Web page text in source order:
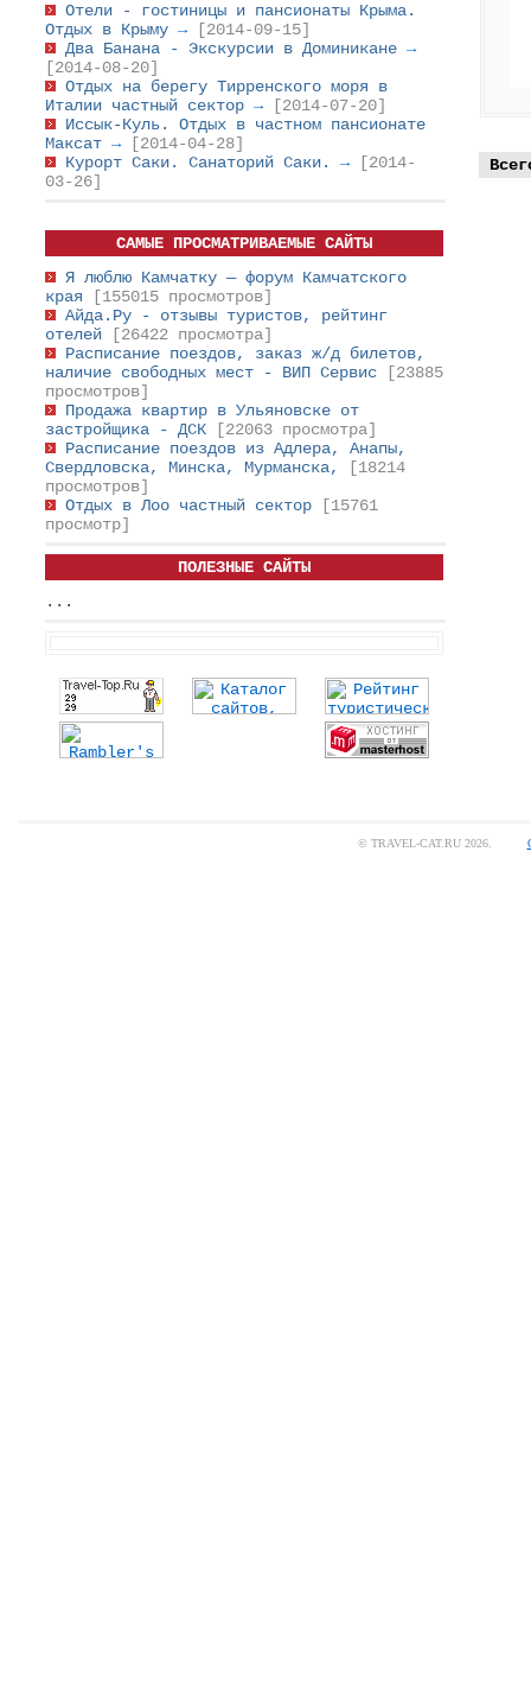
Отели - гостиницы и пансионаты Крыма.
Отдых в Крыму →
[2014-09-15]
Два Банана - Экскурсии в Доминикане →
[2014-08-20]
Отдых на берегу Тирренского моря в
Италии частный сектор →
[2014-07-20]
Иссык-Куль. Отдых в частном пансионате
Максат →
[2014-04-28]
Курорт Саки. Санаторий Саки. →
[2014-
03-26]
САМЫЕ ПРОСМАТРИВАЕМЫЕ САЙТЫ
Я люблю Камчатку — форум Камчатского
края
[155015 просмотров]
Айда.Ру - отзывы туристов, рейтинг
отелей
[26422 просмотра]
Расписание поездов, заказ ж/д билетов,
наличие свободных мест - ВИП Сервис
[23885
просмотров]
Продажа квартир в Ульяновске от
застройщика - ДСК
[22063 просмотра]
Расписание поездов из Адлера, Анапы,
Свердловска, Минска, Мурманска,
[18214
просмотров]
Отдых в Лоо частный сектор
[15761
просмотр]
ПОЛЕЗНЫЕ САЙТЫ
...
© TRAVEL-CAT.RU 2026.